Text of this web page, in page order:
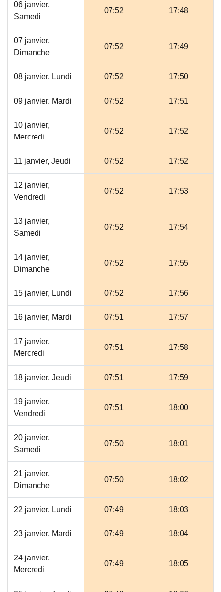
06 janvier,
Samedi
07:52 17:48
07 janvier,
Dimanche
07:52 17:49
08 janvier, Lundi 07:52 17:50
09 janvier, Mardi 07:52 17:51
10 janvier,
Mercredi
07:52 17:52
11 janvier, Jeudi 07:52 17:52
12 janvier,
Vendredi
07:52 17:53
13 janvier,
Samedi
07:52 17:54
14 janvier,
Dimanche
07:52 17:55
15 janvier, Lundi 07:52 17:56
16 janvier, Mardi 07:51 17:57
17 janvier,
Mercredi
07:51 17:58
18 janvier, Jeudi 07:51 17:59
19 janvier,
Vendredi
07:51 18:00
20 janvier,
Samedi
07:50 18:01
21 janvier,
Dimanche
07:50 18:02
22 janvier, Lundi 07:49 18:03
23 janvier, Mardi 07:49 18:04
24 janvier,
Mercredi
07:49 18:05